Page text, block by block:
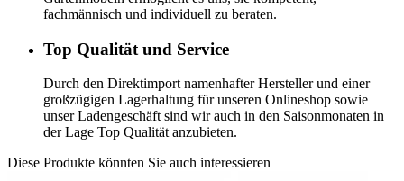
fachmännisch und individuell zu beraten.
Top Qualität und Service
Durch den Direktimport namenhafter Hersteller und einer
großzügigen Lagerhaltung für unseren Onlineshop sowie
unser Ladengeschäft sind wir auch in den Saisonmonaten in
der Lage Top Qualität anzubieten.
Diese Produkte könnten Sie auch interessieren